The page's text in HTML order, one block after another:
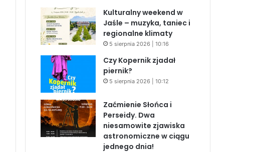
Kulturalny weekend w
Jaśle – muzyka, taniec i
regionalne klimaty
5 sierpnia 2026 | 10:16
Czy Kopernik zjadał
piernik?
5 sierpnia 2026 | 10:12
Zaćmienie Słońca i
Perseidy. Dwa
niesamowite zjawiska
astronomiczne w ciągu
jednego dnia!